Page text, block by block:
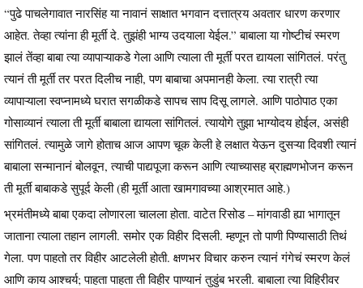
“पुढे पाचलेगावात नारसिंह या नावानं साक्षात भगवान दत्तात्रय अवतार धारण करणार
आहेत. तेव्हा त्यांना ही मूर्ती दे. तुझंही भाग्य उदयाला येईल.” बाबाला या गोष्टीचं स्मरण
झालं तेंव्हा बाबा त्या व्यापाऱ्याकडे गेला आणि त्याला ती मूर्ती परत द्यायला सांगितलं. परंतु
त्यानं ती मूर्ती तर परत दिलीच नाही, पण बाबाचा अपमानही केला. त्या रात्री त्या
व्यापाऱ्याला स्वप्नामध्ये घरात सगळीकडे सापच साप दिसू लागले. आणि पाठोपाठ एका
गोसाव्यानं त्याला ती मूर्ती बाबाला द्यायला सांगितलं. त्यायोगे तुझा भाग्योदय होईल, असंही
सांगितलं. त्यामुळे जागे होताच आज आपण चूक केली हे लक्षात येऊन दुसऱ्या दिवशी त्यानं
बाबाला सन्मानानं बोलवून, त्याची पाद्यपूजा करून आणि त्याच्यासह ब्राह्मणभोजन करून
ती मूर्ती बाबाकडे सुपूर्द केली (ही मूर्ती आता खामगावच्या आश्रमात आहे.)
भ्रमंतीमध्ये बाबा एकदा लोणारला चालला होता. वाटेत रिसोड – मांगवाडी ह्या भागातून
जाताना त्याला तहान लागली. समोर एक विहीर दिसली. म्हणून तो पाणी पिण्यासाठी तिथं
गेला. पण पाहतो तर विहीर आटलेली होती. क्षणभर विचार करुन त्यानं गंगेचं स्मरण केलं
आणि काय आश्चर्य; पाहता पाहता ती विहीर पाण्यानं तुडुंब भरली. बाबाला त्या विहिरीवर